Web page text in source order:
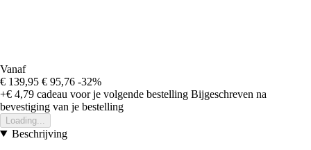
Vanaf
€ 139,95 € 95,76 -32%
+€ 4,79 cadeau voor je volgende bestelling Bijgeschreven na
bevestiging van je bestelling
Loading...
Beschrijving